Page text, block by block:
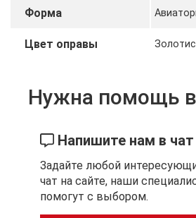
Форма
Цвет оправы
Нужна помощь
Напишите нам в чат
Задайте любой
чат на сайте, наши
помогут с выбором.